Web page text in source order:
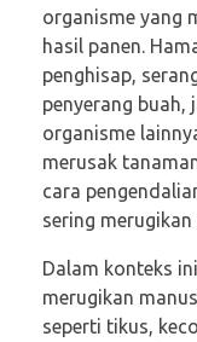
organisme yang
hasil panen.
penghisap,
penyerang buah,
organisme
merusak
cara
sering merugikan
Dalam konteks ini
merugikan
seperti tikus,